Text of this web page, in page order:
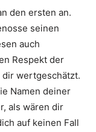
den ersten an.
seinen
auch
Respekt der
wertgeschätzt.
Namen deiner
als wären dir
auf keinen Fall